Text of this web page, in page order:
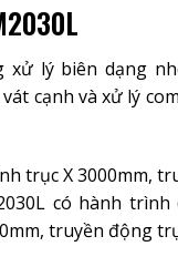
lý biên dạng
cạnh và xử lý
trục X 3000mm,
có hành trình
truyền động